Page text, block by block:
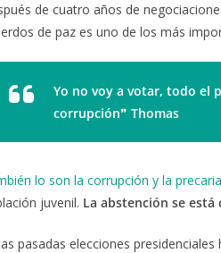
de cuatro años de
de paz es uno de los más
Yo no voy a votar, todo el
corrupción❞ Thomas
lo son la corrupción y la
juvenil. La abstención se
pasadas elecciones